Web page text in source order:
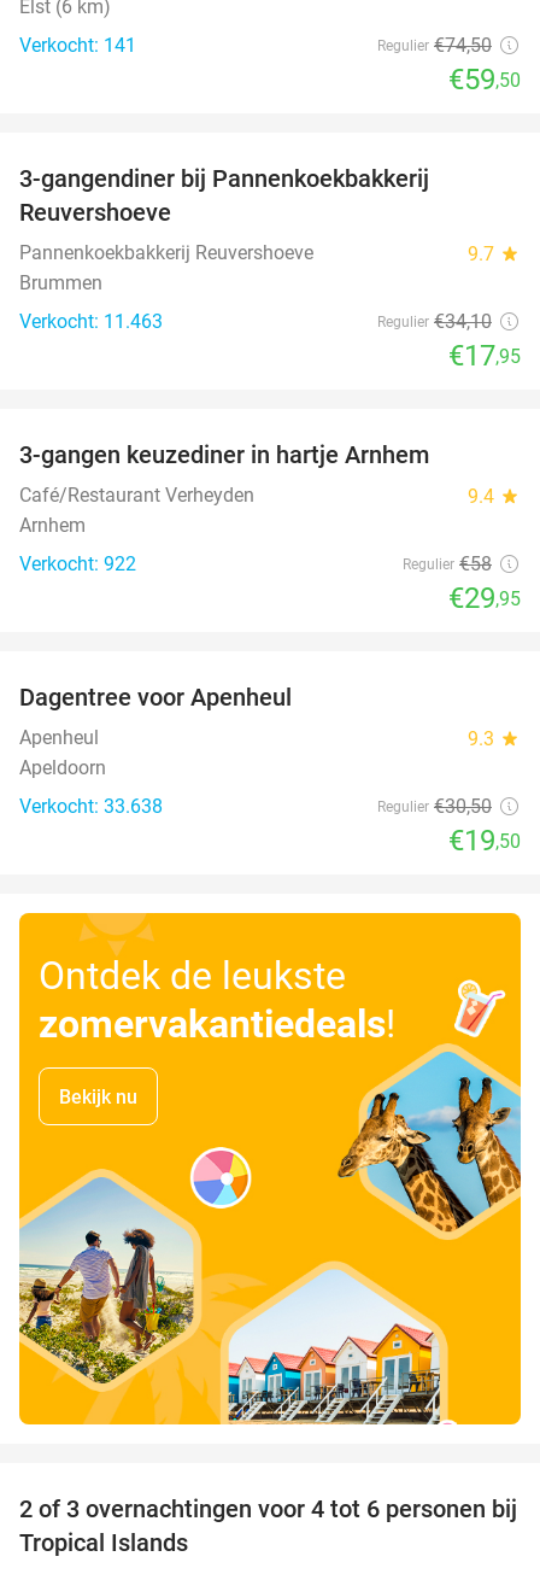
Elst (6 km)
Verkocht: 141
Regulier €74,50
€59,50
3-gangendiner bij Pannenkoekbakkerij
Reuvershoeve
Pannenkoekbakkerij Reuvershoeve 9.7 star
Brummen
Verkocht: 11.463
Regulier €34,10
€17,95
3-gangen keuzediner in hartje Arnhem
Café/Restaurant Verheyden 9.4 star
Arnhem
Verkocht: 922
Regulier €58
€29,95
Dagentree voor Apenheul
Apenheul 9.3 star
Apeldoorn
Verkocht: 33.638
Regulier €30,50
€19,50
Ontdek de leukste
zomervakantiedeals!
Bekijk nu
31%
2 of 3 overnachtingen voor 4 tot 6 personen bij
Tropical Islands